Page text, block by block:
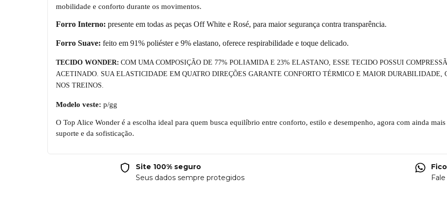
mobilidade e conforto durante os movimentos.
Forro Interno: presente em todas as peças Off White e Rosé, para maior segurança contra transparência.
Forro Suave: feito em 91% poliéster e 9% elastano, oferece respirabilidade e toque delicado.
TECIDO WONDER: COM UMA COMPOSIÇÃO DE 77% POLIAMIDA E 23% ELASTANO, ESSE TECIDO POSSUI
ACETINADO. SUA ELASTICIDADE EM QUATRO DIREÇÕES GARANTE CONFORTO TÉRMICO E MAIOR DURABILIDADE,
NOS TREINOS.
Modelo veste: p/gg
O Top Alice Wonder é a escolha ideal para quem busca equilíbrio entre conforto, estilo e desempenho, agora com ainda
suporte e da sofisticação.
Site 100% seguro
Seus dados sempre protegidos